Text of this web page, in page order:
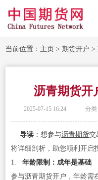
当前位置： 主页 >期货开户 >
沥青期货开
2025-07-15 16:24 分类
导读：想参与沥青期货交
将详细剖析，助您顺利开启
1. 年龄限制：成年是基础
参与沥青期货开户，年龄需